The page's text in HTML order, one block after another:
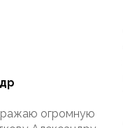
огромную